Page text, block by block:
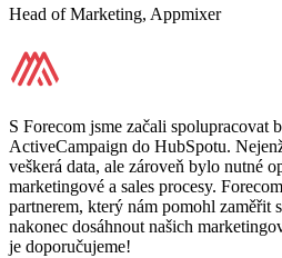
Head of Marketing, Appmixer
S Forecom jsme začali spolupracovat
ActiveCampaign do HubSpotu.
veškerá data, ale zároveň bylo nutné
marketingové a sales procesy.
partnerem, který nám pomohl zaměřit
nakonec dosáhnout našich
je doporučujeme!